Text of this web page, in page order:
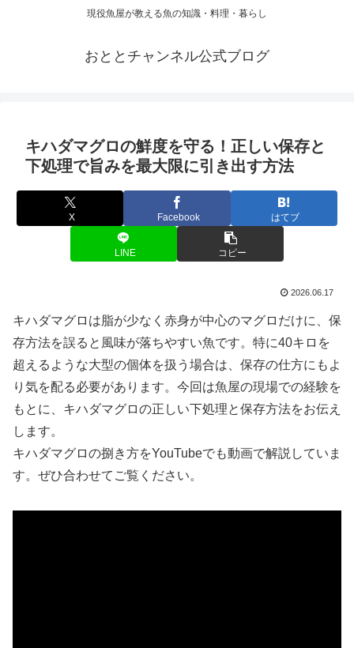
現役魚屋が教える魚の知識・料理・暮らし
おととチャンネル公式ブログ
キハダマグロの鮮度を守る！正しい保存と
下処理で旨みを最大限に引き出す方法
X Facebook はてブ
LINE コピー
2026.06.17
キハダマグロは脂が少なく赤身が中心のマグロだけに、保
存方法を誤ると風味が落ちやすい魚です。特に40キロを
超えるような大型の個体を扱う場合は、保存の仕方にもよ
り気を配る必要があります。今回は魚屋の現場での経験を
もとに、キハダマグロの正しい下処理と保存方法をお伝え
します。
キハダマグロの捌き方をYouTubeでも動画で解説していま
す。ぜひ合わせてご覧ください。